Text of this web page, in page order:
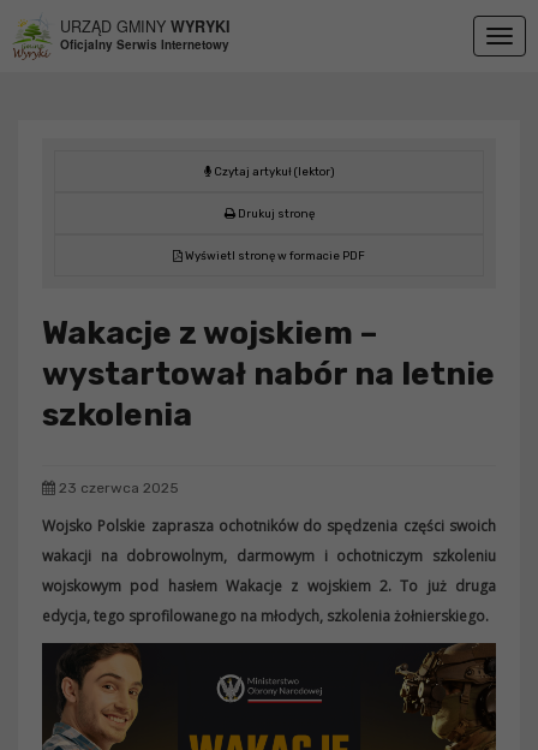
URZĄD GMINY WYRYKI
Oficjalny Serwis Internetowy
Czytaj artykuł (lektor)
Drukuj stronę
Wyświetl stronę w formacie PDF
Wakacje z wojskiem –
wystartował nabór na letnie
szkolenia
23 czerwca 2025
Wojsko Polskie zaprasza ochotników do spędzenia części swoich
wakacji na dobrowolnym, darmowym i ochotniczym szkoleniu
wojskowym pod hasłem Wakacje z wojskiem 2. To już druga
edycja, tego sprofilowanego na młodych, szkolenia żołnierskiego.